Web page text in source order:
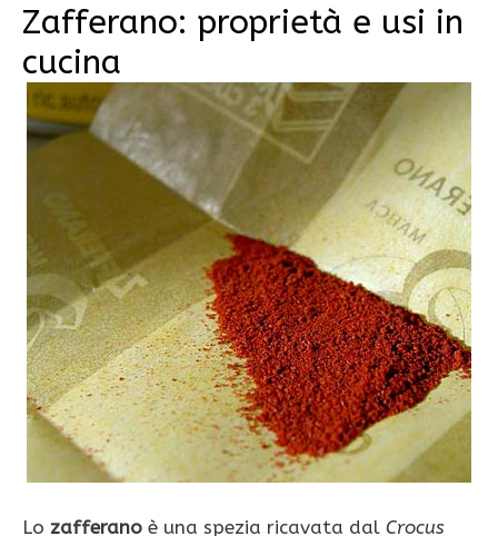
Zafferano: proprietà e usi in
cucina
Lo zafferano è una spezia ricavata dal Crocus